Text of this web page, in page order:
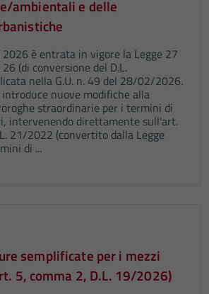
ambientali e delle
è entrata in vigore la Legge 27
(di conversione del D.L.
nella G.U. n. 49 del 28/02/2026.
nuove modifiche alla
straordinarie per i termini di
intervenendo direttamente sull'art.
21/2022 (convertito dalla Legge
di ...
semplificate per i mezzi
5, comma 2, D.L. 19/2026)
Tecnici
Questi cookie